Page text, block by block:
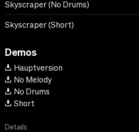
Skyscraper (No Drums)
Skyscraper (Short)
Demos
Hauptversion
No Melody
No Drums
Short
Details